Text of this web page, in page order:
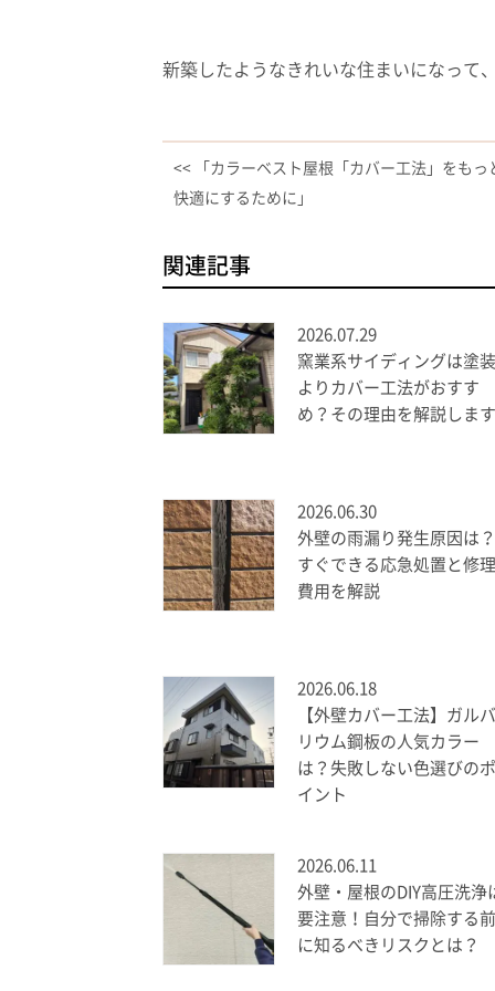
新築したようなきれいな住まいになって
<< 「カラーベスト屋根「カバー工法」をもっ
快適にするために」
関連記事
2026.07.29
窯業系サイディングは塗装
よりカバー工法がおすす
め？その理由を解説します
2026.06.30
外壁の雨漏り発生原因は？
すぐできる応急処置と修理
費用を解説
2026.06.18
【外壁カバー工法】ガルバ
リウム鋼板の人気カラー
は？失敗しない色選びのポ
イント
2026.06.11
外壁・屋根のDIY高圧洗浄
要注意！自分で掃除する前
に知るべきリスクとは？